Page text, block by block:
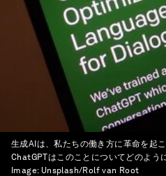
生成AIは、私たちの働き方に革命を起
ChatGPTはこのことについてどのよう
Image: Unsplash/Rolf van Root